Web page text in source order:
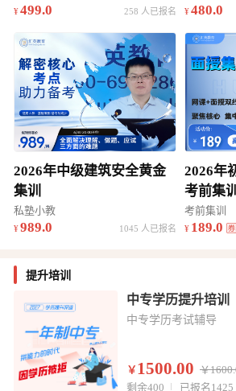
499.0 258 人已报名 480.0
2026年中级建筑安全黄金
集训
私塾小教
989.0 1045 人已报名
2026年
考前集
考前集训
189.0
提升培训
中专学历提升培训
中专学历考试辅导
￥ 1500.00 ￥
剩余400
已报名1425